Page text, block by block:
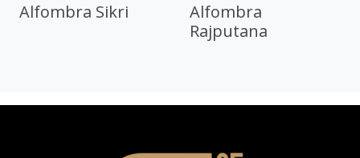
Alfombra Sikri
Alfombra
Rajputana